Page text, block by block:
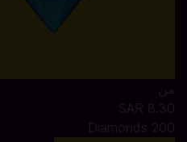
من
SAR 8.30
200 Diamonds